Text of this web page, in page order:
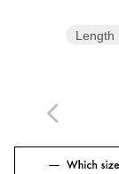
注文キャンセル
カテゴリー
Length